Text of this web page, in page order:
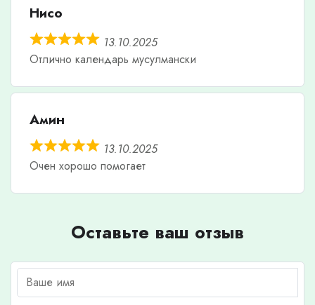
Нисо
13.10.2025
Отлично календарь мусулмански
Амин
13.10.2025
Очен хорошо помогает
Оставьте ваш отзыв